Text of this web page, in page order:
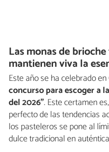
Las monas de
mantienen viva la
Este año se ha celebrado
concurso para escoger a
del 2026”. Este certamen
perfecto de las tendencias
los pasteleros se pone al
dulce tradicional en